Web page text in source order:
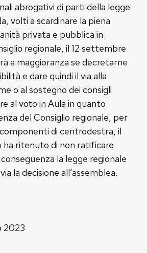
abrogativi di parti della legge
volti a scardinare la piena
privata e pubblica in
regionale, il 12 settembre
a maggioranza se decretarne
e dare quindi il via alla
o al sostegno dei consigli
al voto in Aula in quanto
del Consiglio regionale, per
di centrodestra, il
ha ritenuto di non ratificare
la legge regionale
la decisione all’assemblea.
2023